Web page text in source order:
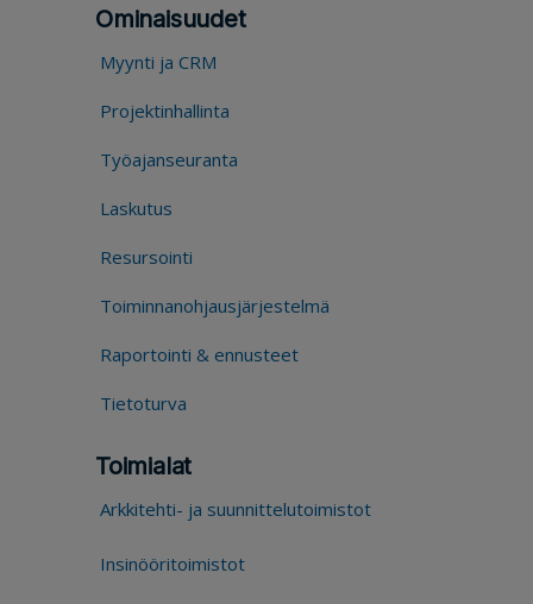
Ominaisuudet
Myynti ja CRM
Projektinhallinta
Työajanseuranta
Laskutus
Resursointi
Toiminnanohjausjärjestelmä
Raportointi & ennusteet
Tietoturva
Toimialat
Arkkitehti- ja suunnittelutoimistot
Insinööritoimistot